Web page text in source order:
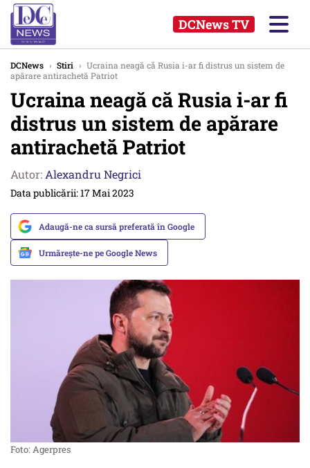
DCNews TV
DCNews › Stiri › Ucraina neagă că Rusia i-ar fi distrus un sistem de
apărare antirachetă Patriot
Ucraina neagă că Rusia i-ar fi
distrus un sistem de apărare
antirachetă Patriot
Autor: Alexandru Negrici
Data publicării: 17 Mai 2023
Adaugă-ne ca sursă preferată în Google
Urmărește-ne pe Google News
Foto: Agerpres